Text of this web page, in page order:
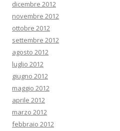
dicembre 2012
novembre 2012
ottobre 2012
settembre 2012
agosto 2012
luglio 2012
giugno 2012
maggio 2012
aprile 2012
marzo 2012
febbraio 2012